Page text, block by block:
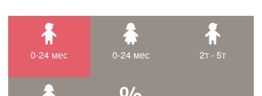
Контакты
0-24 мес 0-24 мес 2т - 5т